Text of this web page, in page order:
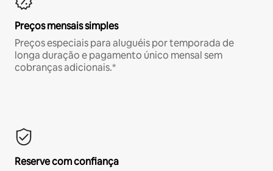
Preços mensais simples
Preços especiais para aluguéis por temporada de
longa duração e pagamento único mensal sem
cobranças adicionais.*
Reserve com confiança